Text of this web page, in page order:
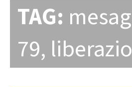
TAG:
79,